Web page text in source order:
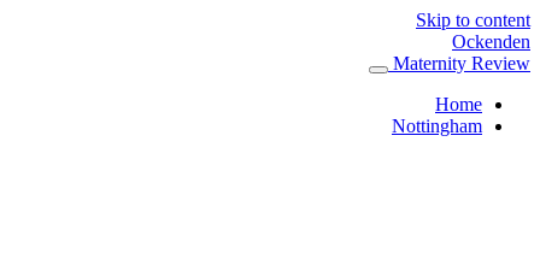
Skip to content
Ockenden
Maternity Review
Home
Nottingham